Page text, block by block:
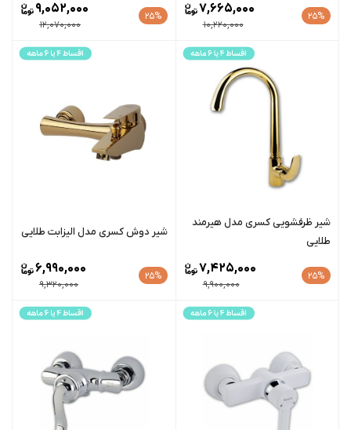
25%
10,220,000
7,665,000
25%
12,070,000
9,052,000
شیر ظرفشویی کسری مدل هیرمند
طلایی
25%
9,900,000
7,425,000
شیر دوش کسری مدل الیزابت طلایی
25%
9,320,000
6,990,000